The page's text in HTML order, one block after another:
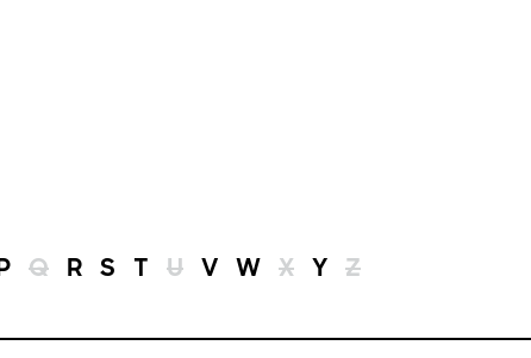
Q R S T U V W X Y Z